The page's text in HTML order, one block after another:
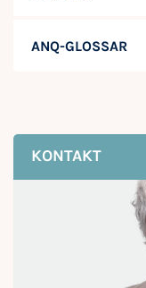
ANQ-GLOSSAR
KONTAKT